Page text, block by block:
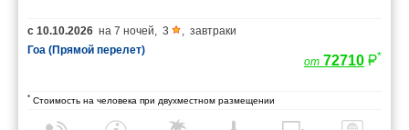
с 10.10.2026 на 7 ночей, 3 , завтраки
Гоа (Прямой перелет)
от 72710 *
* Стоимость на человека при двухместном размещении